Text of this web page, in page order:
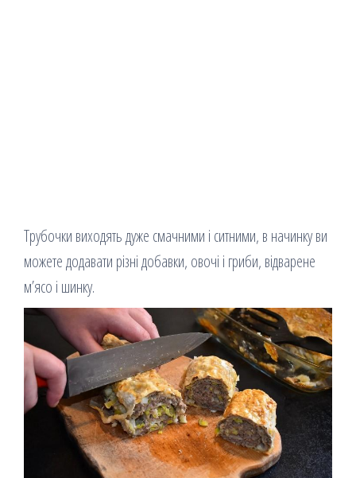
Трубочки виходять дуже смачними і ситними, в начинку ви
можете додавати різні добавки, овочі і гриби, відварене
м’ясо і шинку.